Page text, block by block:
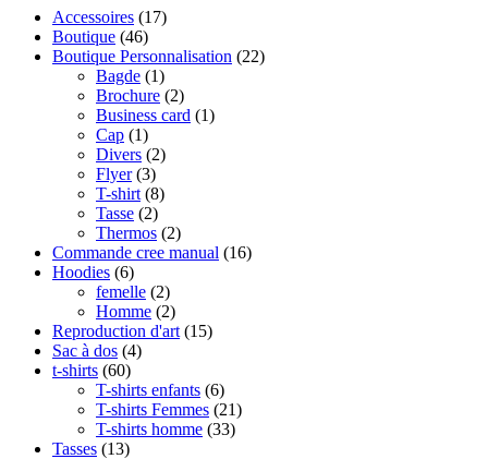
Accessoires (17)
Boutique (46)
Boutique Personnalisation (22)
Bagde (1)
Brochure (2)
Business card (1)
Cap (1)
Divers (2)
Flyer (3)
T-shirt (8)
Tasse (2)
Thermos (2)
Commande cree manual (16)
Hoodies (6)
femelle (2)
Homme (2)
Reproduction d'art (15)
Sac à dos (4)
t-shirts (60)
T-shirts enfants (6)
T-shirts Femmes (21)
T-shirts homme (33)
Tasses (13)